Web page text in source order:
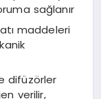
sağlanır
maddeleri
difüzörler
verilir,